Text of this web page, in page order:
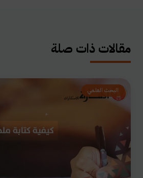
مقالات ذات صلة
البحث العلمي